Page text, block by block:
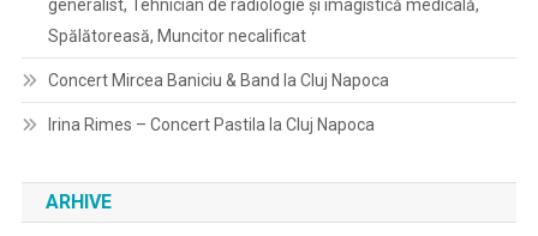
generalist, Tehnician de radiologie și imagistică medicală,
Spălătoreasă, Muncitor necalificat
Concert Mircea Baniciu & Band la Cluj Napoca
Irina Rimes – Concert Pastila la Cluj Napoca
ARHIVE